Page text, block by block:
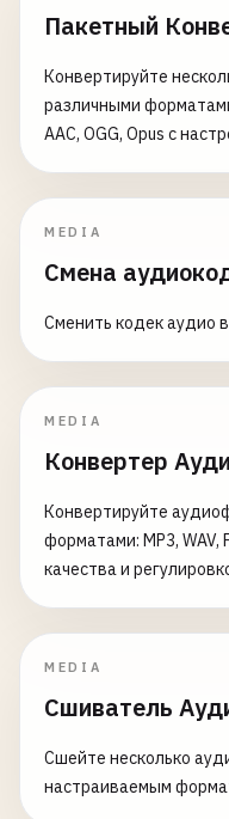
Пакетный
Конвертируйте
различными
AAC, OGG, Opus с
MEDIA
Смена
Сменить кодек аудио
MEDIA
Конвертер
Конвертируйте
форматами: MP3, WAV,
качества и
MEDIA
Сшиватель
Сшейте несколько
настраиваемым